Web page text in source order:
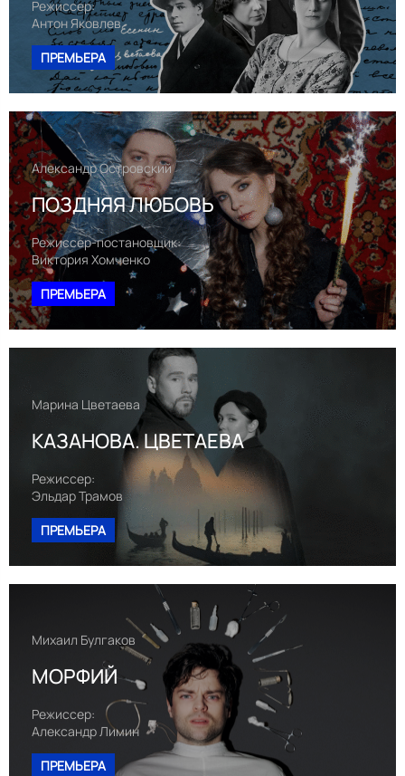
Режиссер:
Антон Яковлев
ПРЕМЬЕРА
Александр Островский
ПОЗДНЯЯ ЛЮБОВЬ
Режиссер-постановщик:
Виктория Хомченко
ПРЕМЬЕРА
Марина Цветаева
КАЗАНОВА. ЦВЕТАЕВА
Режиссер:
Эльдар Трамов
ПРЕМЬЕРА
Михаил Булгаков
МОРФИЙ
Режиссер:
Александр Лимин
ПРЕМЬЕРА